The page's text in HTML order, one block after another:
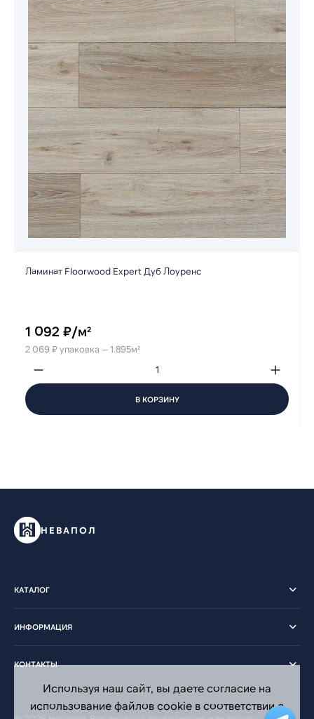
Ламинат Floorwood Expert Дуб Лоуренс
1 092 ₽/м²
2 069 ₽ упаковка — 1.895м²
В КОРЗИНУ
НЕВАПОЛ
КАТАЛОГ
ИНФОРМАЦИЯ
КОНТАКТЫ
Используя наш сайт, вы даете согласие на
использование файлов cookie в соответствии с